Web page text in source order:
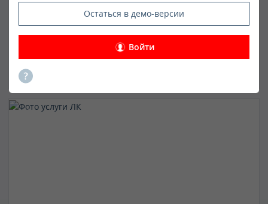
Руководитель отдела
развития поселков
Анастасия Васехина
8 (495) 545-43-17
2 314 ₽
к рыночной цене
участка
доходность
вложений
Услуги на земле
Остаться в демо-версии
Войти